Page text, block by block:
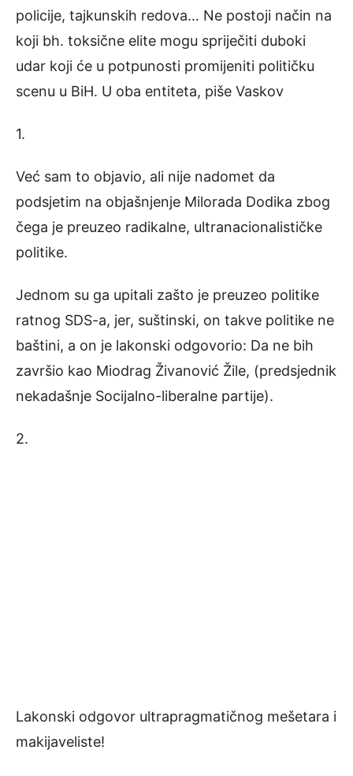
policije, tajkunskih redova… Ne postoji način na
koji bh. toksične elite mogu spriječiti duboki
udar koji će u potpunosti promijeniti političku
scenu u BiH. U oba entiteta, piše Vaskov
1.
Već sam to objavio, ali nije nadomet da
podsjetim na objašnjenje Milorada Dodika zbog
čega je preuzeo radikalne, ultranacionalističke
politike.
Jednom su ga upitali zašto je preuzeo politike
ratnog SDS-a, jer, suštinski, on takve politike ne
baštini, a on je lakonski odgovorio: Da ne bih
završio kao Miodrag Živanović Žile, (predsjednik
nekadašnje Socijalno-liberalne partije).
2.
Lakonski odgovor ultrapragmatičnog mešetara i
makijaveliste!